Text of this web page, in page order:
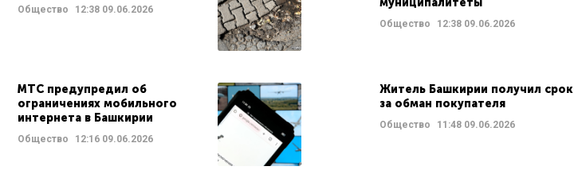
Общество 12:38 09.06.2026
муниципалитеты
Общество 12:3809.06.2026
МТС предупредил об
ограничениях мобильного
интернета в Башкирии
Общество 12:16 09.06.2026
Житель Башкирии получил срок
за обман покупателя
Общество 11:4809.06.2026